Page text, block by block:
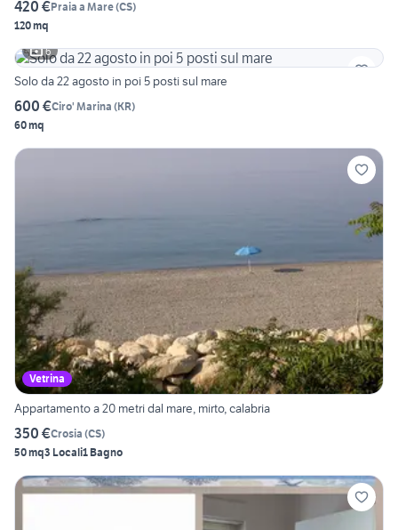
420 €Praia a Mare(CS)
120 mq
6
Solo da 22 agosto in poi 5 posti sul mare
600 €Ciro' Marina (KR)
60 mq
Vetrina
Appartamento a 20 metri dal mare, mirto, calabria
350 €Crosia (CS)
50 mq3 Locali1 Bagno